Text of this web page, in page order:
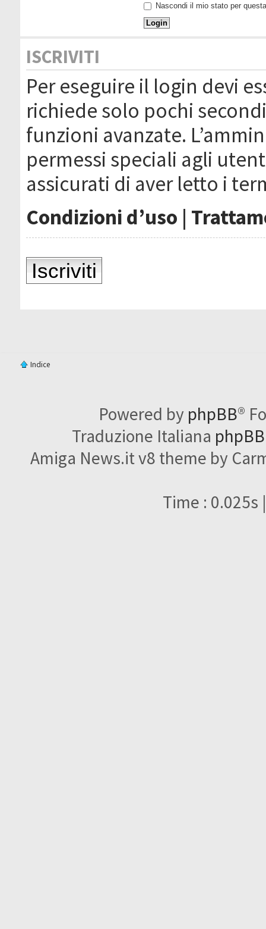
Nascondi il mio stato per
ISCRIVITI
Per eseguire il login devi
richiede solo pochi
funzioni avanzate.
permessi speciali agli
assicurati di aver letto i
Condizioni d’uso |
Iscriviti
Indice
Powered by phpBB®
Traduzione Italiana
Amiga News.it v8 theme by
Time : 0.025s